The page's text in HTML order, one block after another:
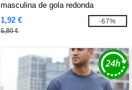
masculina de gola redonda
1,92 €
5,80 €
-67%